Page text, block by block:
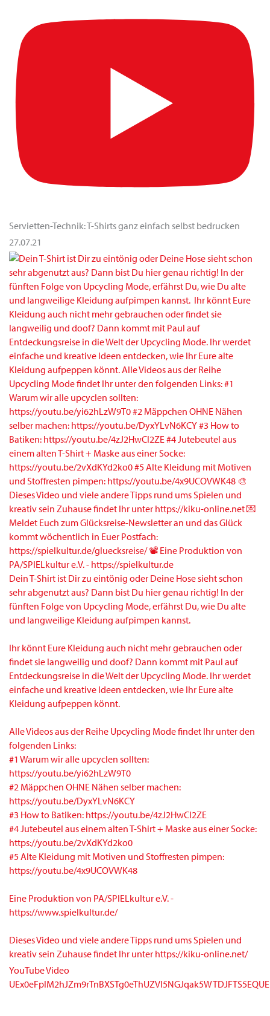
Servietten-Technik: T-Shirts ganz einfach selbst bedrucken
27.07.21
Dein T-Shirt ist Dir zu eintönig oder Deine Hose sieht schon
sehr abgenutzt aus? Dann bist Du hier genau richtig! In der
fünften Folge von Upcycling Mode, erfährst Du, wie Du alte
und langweilige Kleidung aufpimpen kannst.
Ihr könnt Eure Kleidung auch nicht mehr gebrauchen oder
findet sie langweilig und doof? Dann kommt mit Paul auf
Entdeckungsreise in die Welt der Upcycling Mode. Ihr werdet
einfache und kreative Ideen entdecken, wie Ihr Eure alte
Kleidung aufpeppen könnt.
Alle Videos aus der Reihe Upcycling Mode findet Ihr unter den
folgenden Links:
#1 Warum wir alle upcyclen sollten:
https://youtu.be/yi62hLzW9T0
#2 Mäppchen OHNE Nähen selber machen:
https://youtu.be/DyxYLvN6KCY
#3 How to Batiken: https://youtu.be/4zJ2HwCl2ZE
#4 Jutebeutel aus einem alten T-Shirt + Maske aus einer Socke:
https://youtu.be/2vXdKYd2ko0
#5 Alte Kleidung mit Motiven und Stoffresten pimpen:
https://youtu.be/4x9UCOVWK48
Eine Produktion von PA/SPIELkultur e.V. -
https://www.spielkultur.de/
Dieses Video und viele andere Tipps rund ums Spielen und
kreativ sein Zuhause findet Ihr unter https://kiku-online.net/
YouTube Video